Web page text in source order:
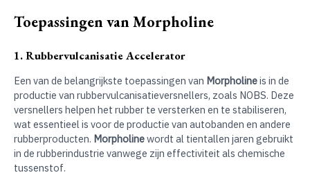
Toepassingen van Morpholine
1. Rubbervulcanisatie Accelerator
Een van de belangrijkste toepassingen van Morpholineis in de
productie van rubbervulcanisatieversnellers, zoals NOBS. Deze
versnellers helpen het rubber te versterken en te stabiliseren,
wat essentieel is voor de productie van autobanden en andere
rubberproducten. Morpholinewordt al tientallen jaren gebruikt
in de rubberindustrie vanwege zijn effectiviteit als chemische
tussenstof.